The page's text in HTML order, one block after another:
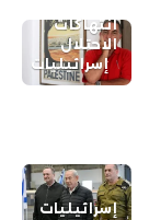
انتهاكات
الاحتلال
إسرائيليات
إسرائيليات